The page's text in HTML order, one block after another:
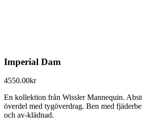
Imperial Dam
4550.00kr
En kollektion från Wissler Mannequin.
överdel med tygöverdrag. Ben med
och av-klädnad.